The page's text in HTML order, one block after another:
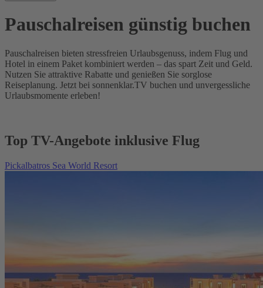
Pauschalreisen günstig buchen
Pauschalreisen bieten stressfreien Urlaubsgenuss, indem Flug und
Hotel in einem Paket kombiniert werden – das spart Zeit und Geld.
Nutzen Sie attraktive Rabatte und genießen Sie sorglose
Reiseplanung. Jetzt bei sonnenklar.TV buchen und unvergessliche
Urlaubsmomente erleben!
Top TV-Angebote inklusive Flug
Pickalbatros Sea World Resort